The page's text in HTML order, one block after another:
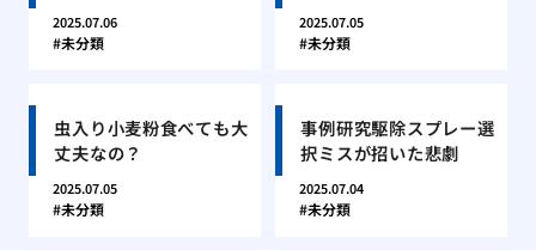
2025.07.06
未分類
2025.07.05
未分類
虫入り小麦粉食べても大
丈夫なの？
2025.07.05
未分類
事例研究駆除スプレー選
択ミスが招いた悲劇
2025.07.04
未分類